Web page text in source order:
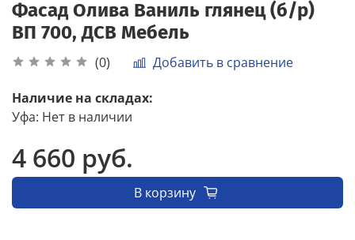
Фасад Олива Ваниль глянец (б/р)
ВП 700, ДСВ Мебель
(0) Добавить в сравнение
Наличие на складах:
Уфа: Нет в наличии
4 660 руб.
В корзину